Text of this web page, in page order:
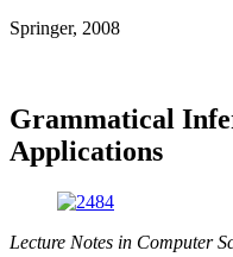
Springer, 2008
Grammatical
Applications
Lecture Notes in Computer